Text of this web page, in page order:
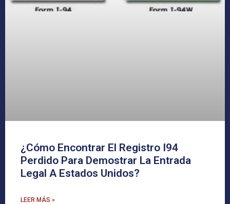
¿Cómo Encontrar El Registro I94
Perdido Para Demostrar La Entrada
Legal A Estados Unidos?
LEER MÁS »